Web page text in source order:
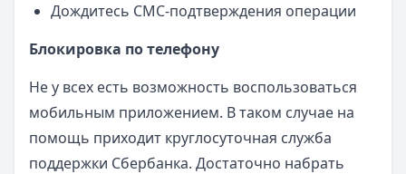
Дождитесь СМС-подтверждения операции
Блокировка по телефону
Не у всех есть возможность воспользоваться
мобильным приложением. В таком случае на
помощь приходит круглосуточная служба
поддержки Сбербанка. Достаточно набрать